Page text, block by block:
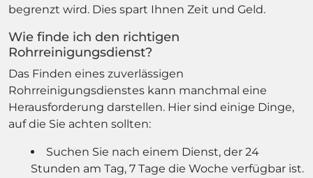
begrenzt wird. Dies spart Ihnen Zeit und Geld.
Wie finde ich den richtigen
Rohrreinigungsdienst?
Das Finden eines zuverlässigen
Rohrreinigungsdienstes kann manchmal eine
Herausforderung darstellen. Hier sind einige Dinge,
auf die Sie achten sollten:
Suchen Sie nach einem Dienst, der 24
Stunden am Tag, 7 Tage die Woche verfügbar ist.